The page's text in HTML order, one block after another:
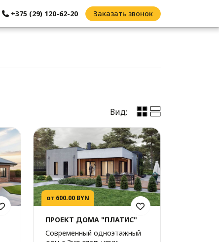
+375 (29) 120-62-20 Заказать звонок
Вид:
от 600.00 BYN
ПРОЕКТ ДОМА "ПЛАТИС"
Современный одноэтажный